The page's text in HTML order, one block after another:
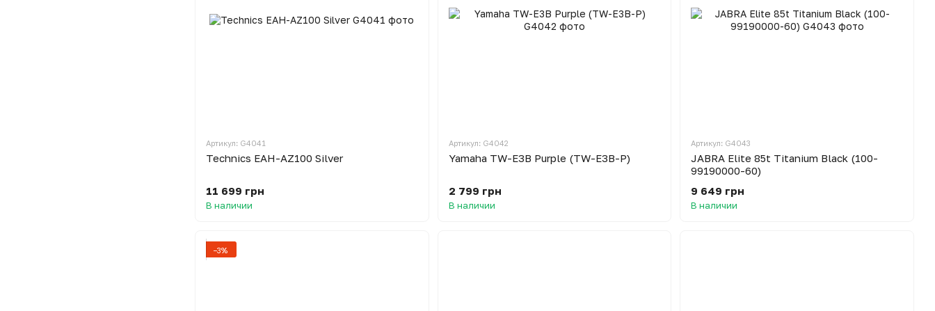
Артикул: G4041
Technics EAH-AZ100 Silver
11 699 грн
В наличии
Артикул: G4042
Yamaha TW-E3B Purple (TW-E3B-P)
2 799 грн
В наличии
Артикул: G4043
JABRA Elite 85t Titanium Black (100-
99190000-60)
9 649 грн
В наличии
−3%